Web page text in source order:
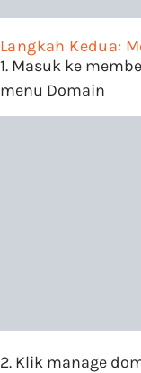
Langkah Kedua:
1. Masuk ke
menu Domain
2. Klik manage